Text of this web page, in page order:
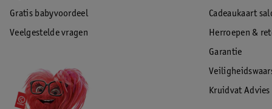
Gratis babyvoordeel
Veelgestelde vragen
Cadeaukaart
Herroepen &
Garantie
Kruidvat Advies